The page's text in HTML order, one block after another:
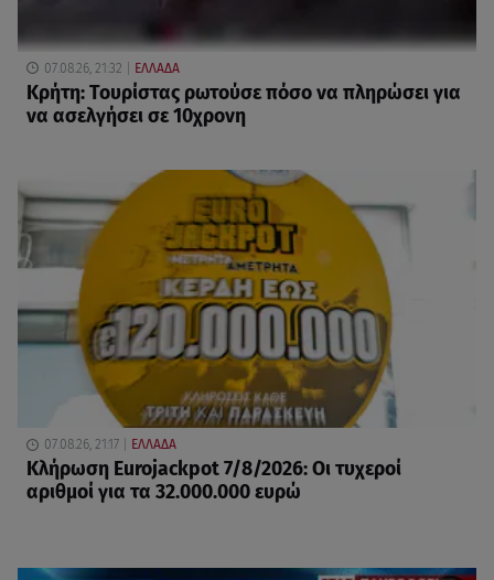
07.08.26, 21:32 ΕΛΛΑΔΑ
Κρήτη: Τουρίστας ρωτούσε πόσο να πληρώσει για
να ασελγήσει σε 10χρονη
07.08.26, 21:17 ΕΛΛΑΔΑ
Κλήρωση Eurojackpot 7/8/2026: Οι τυχεροί
αριθμοί για τα 32.000.000 ευρώ